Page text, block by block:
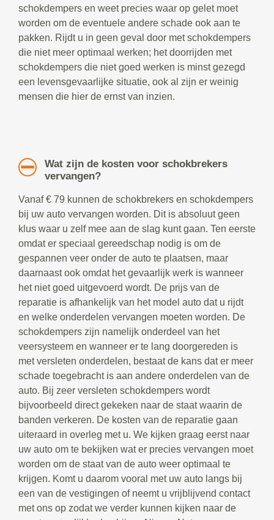
schokdempers en weet precies waar op gelet moet
worden om de eventuele andere schade ook aan te
pakken. Rijdt u in geen geval door met schokdempers
die niet meer optimaal werken; het doorrijden met
schokdempers die niet goed werken is minst gezegd
een levensgevaarlijke situatie, ook al zijn er weinig
mensen die hier de ernst van inzien.
Wat zijn de kosten voor schokbrekers
vervangen?
Vanaf € 79 kunnen de schokbrekers en schokdempers
bij uw auto vervangen worden. Dit is absoluut geen
klus waar u zelf mee aan de slag kunt gaan. Ten eerste
omdat er speciaal gereedschap nodig is om de
gespannen veer onder de auto te plaatsen, maar
daarnaast ook omdat het gevaarlijk werk is wanneer
het niet goed uitgevoerd wordt. De prijs van de
reparatie is afhankelijk van het model auto dat u rijdt
en welke onderdelen vervangen moeten worden. De
schokdempers zijn namelijk onderdeel van het
veersysteem en wanneer er te lang doorgereden is
met versleten onderdelen, bestaat de kans dat er meer
schade toegebracht is aan andere onderdelen van de
auto. Bij zeer versleten schokdempers wordt
bijvoorbeeld direct gekeken naar de staat waarin de
banden verkeren. De kosten van de reparatie gaan
uiteraard in overleg met u. We kijken graag eerst naar
uw auto om te bekijken wat er precies vervangen moet
worden om de staat van de auto weer optimaal te
krijgen. Komt u daarom vooral met uw auto langs bij
een van de vestigingen of neemt u vrijblijvend contact
met ons op zodat we verder kunnen kijken naar de